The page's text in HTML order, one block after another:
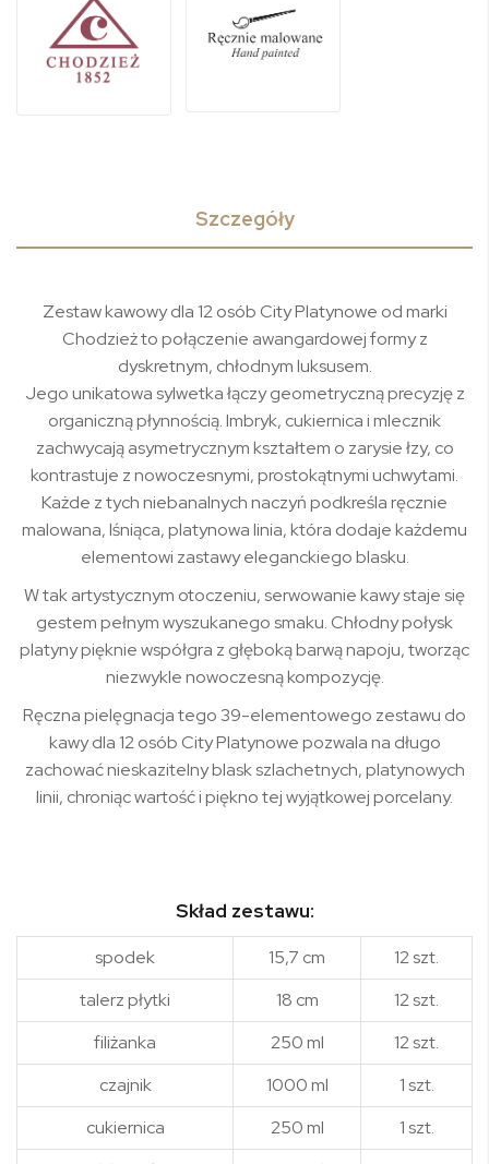
Szczegóły
Zestaw kawowy dla 12 osób City Platynowe od marki
Chodzież to połączenie awangardowej formy z
dyskretnym, chłodnym luksusem.
Jego unikatowa sylwetka łączy geometryczną precyzję z
organiczną płynnością. Imbryk, cukiernica i mlecznik
zachwycają asymetrycznym kształtem o zarysie łzy, co
kontrastuje z nowoczesnymi, prostokątnymi uchwytami.
Każde z tych niebanalnych naczyń podkreśla ręcznie
malowana, lśniąca, platynowa linia, która dodaje każdemu
elementowi zastawy eleganckiego blasku.
W tak artystycznym otoczeniu, serwowanie kawy staje się
gestem pełnym wyszukanego smaku. Chłodny połysk
platyny pięknie współgra z głęboką barwą napoju, tworząc
niezwykle nowoczesną kompozycję.
Ręczna pielęgnacja tego 39-elementowego zestawu do
kawy dla 12 osób City Platynowe pozwala na długo
zachować nieskazitelny blask szlachetnych, platynowych
linii, chroniąc wartość i piękno tej wyjątkowej porcelany.
Skład zestawu:
spodek 15,7 cm
12 szt.
talerz płytki
18 cm
12 szt.
filiżanka
250 ml
12 szt.
czajnik
1000 ml
1 szt.
cukiernica
250 ml
1 szt.